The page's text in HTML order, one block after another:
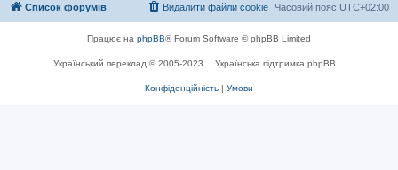
Список форумів Часовий пояс UTC+02:00
Видалити файли cookie
Працює на phpBB® Forum Software © phpBB Limited
Український переклад © 2005-2023 Українська підтримка phpBB
Конфіденційність | Умови